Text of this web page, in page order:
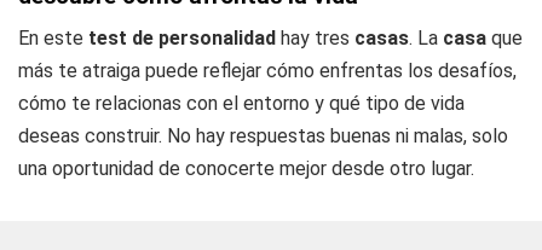
En este test de personalidad hay tres casas. La casa que
más te atraiga puede reflejar cómo enfrentas los desafíos,
cómo te relacionas con el entorno y qué tipo de vida
deseas construir. No hay respuestas buenas ni malas, solo
una oportunidad de conocerte mejor desde otro lugar.